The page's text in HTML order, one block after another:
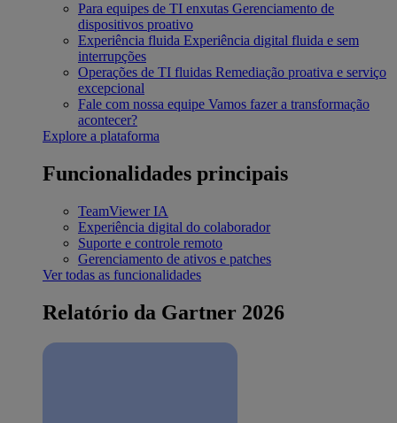
Para equipes de TI enxutas Gerenciamento de
dispositivos proativo
Experiência fluida Experiência digital fluida e sem
interrupções
Operações de TI fluidas Remediação proativa e serviço
excepcional
Fale com nossa equipe Vamos fazer a transformação
acontecer?
Explore a plataforma
Funcionalidades principais
TeamViewer IA
Experiência digital do colaborador
Suporte e controle remoto
Gerenciamento de ativos e patches
Ver todas as funcionalidades
Relatório da Gartner 2026